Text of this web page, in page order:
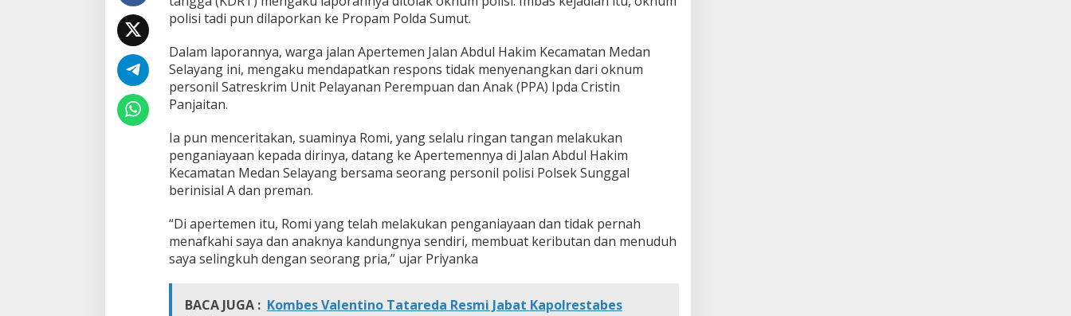
P
A
o
l
r
e
s
a
b
e
s
M
d
a
n
k
r
polisi tadi pun dilaporkan ke Propam Polda Sumut.
Dalam laporannya, warga jalan Apertemen Jalan Abdul Hakim Kecamatan Medan
Selayang ini, mengaku mendapatkan respons tidak menyenangkan dari oknum
personil Satreskrim Unit Pelayanan Perempuan dan Anak (PPA) Ipda Cristin
Panjaitan.
Ia pun menceritakan, suaminya Romi, yang selalu ringan tangan melakukan
penganiayaan kepada dirinya, datang ke Apertemennya di Jalan Abdul Hakim
Kecamatan Medan Selayang bersama seorang personil polisi Polsek Sunggal
berinisial A dan preman.
“Di apertemen itu, Romi yang telah melakukan penganiayaan dan tidak pernah
menafkahi saya dan anaknya kandungnya sendiri, membuat keributan dan menuduh
saya selingkuh dengan seorang pria,” ujar Priyanka
BACA JUGA : Kombes Valentino Tatareda Resmi Jabat Kapolrestabes